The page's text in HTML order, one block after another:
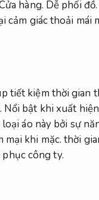
hàng. Dễ phối đồ.
giác thoải mái
tiết kiệm thời gian
Nổi bật khi xuất
áo này bởi sự
mại khi mặc. thời
công ty.